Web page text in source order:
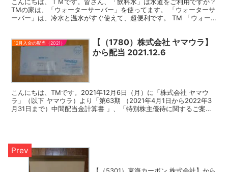
TMの家は、「ウォーターサーバー」を使ってます。 「ウォーターサ
ーバー」は、冷水と温水がすぐ使えて、超便利です。 TM 「ウォー
12月入金の配当（2021）
【（1780）株式会社 ヤマウラ】
から配当 2021.12.6
こんにちは、TMです。2021年12月6日（月）に「株式会社 ヤマウ
ラ」（以下 ヤマウラ）より「第63期 （2021年4月1日から2022年3
月31日まで）中間配当金計算書 」、「特別株主優待に関するご案